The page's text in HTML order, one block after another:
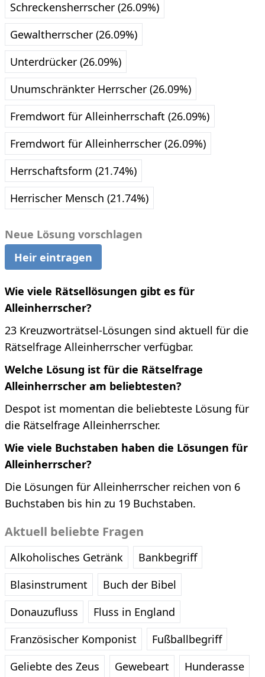
Schreckensherrscher (26.09%)
Gewaltherrscher (26.09%)
Unterdrücker (26.09%)
Unumschränkter Herrscher (26.09%)
Fremdwort für Alleinherrschaft (26.09%)
Fremdwort für Alleinherrscher (26.09%)
Herrschaftsform (21.74%)
Herrischer Mensch (21.74%)
Neue Lösung vorschlagen
Heir eintragen
Wie viele Rätsellösungen gibt es für
Alleinherrscher?
23 Kreuzworträtsel-Lösungen sind aktuell für die
Rätselfrage Alleinherrscher verfügbar.
Welche Lösung ist für die Rätselfrage
Alleinherrscher am beliebtesten?
Despot ist momentan die beliebteste Lösung für
die Rätselfrage Alleinherrscher.
Wie viele Buchstaben haben die Lösungen für
Alleinherrscher?
Die Lösungen für Alleinherrscher reichen von 6
Buchstaben bis hin zu 19 Buchstaben.
Aktuell beliebte Fragen
Alkoholisches Getränk
Bankbegriff
Blasinstrument
Buch der Bibel
Donauzufluss
Fluss in England
Französischer Komponist
Fußballbegriff
Geliebte des Zeus
Gewebeart Hunderasse